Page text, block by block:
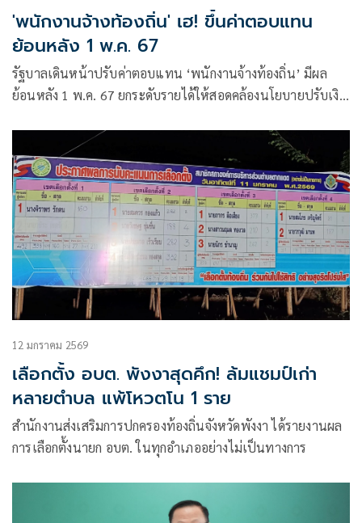
'พนักงานจ้างท้องถิ่น' เฮ! ขึ้นค่าตอบแทน
ย้อนหลัง 1 พ.ค. 67
รัฐบาลเดินหน้าปรับค่าตอบแทน ‘พนักงานจ้างท้องถิ่น’ มีผล
ย้อนหลัง 1 พ.ค. 67 ยกระดับรายได้ให้สอดคล้องนโยบายปรับเงิน
12 มกราคม 2569
เลือกตั้ง อบต. พังงาสุดคึก! ล้มแชมป์เก่า
หลายตำบล แพ้โหวตโน 1 ราย
สำนักงานส่งเสริมการปกครองท้องถิ่นจังหวัดพังงา ได้รายงานผล
การเลือกตั้งนายก อบต. ในทุกอำเภออย่างไม่เป็นทางการ